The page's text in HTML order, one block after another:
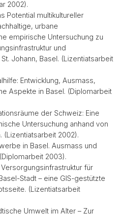
2002).
Potential multikultureller
urbane
empirische Untersuchung zu
und
Johann, Basel. (Lizentiatsarbeit
Entwicklung, Ausmass,
Aspekte in Basel. (Diplomarbeit
der Schweiz: Eine
Untersuchung anhand von
(Lizentiatsarbeit 2002).
in Basel. Ausmass und
2003).
für
Stadt – eine GIS-gestützte
(Lizentiatsarbeit
Umwelt im Alter – Zur